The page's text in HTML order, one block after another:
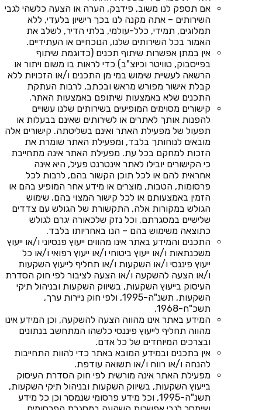
אם תספק לנו משוב, פידבק, הערה או הצעה כלשהי לגבי
השירותים – אתה מקנה לנו בכך רישיון בלעדי, ללא
תמלוגים, תמידי, כלל-עולמי, בלתי הדיר, לשלב את
האמור בכל השירותים שלנו, הנוכחיים או העתידיים.
אין במתן אפשרות שיתוף תכנים (כדוגמת שיתוף
בפייסבוק, טוויטר וכיוצ"ב) כדי לראות בו משום ויתור או
הרשאה לעשיית שימוש במי מן התכנים ו/או הזכויות ללא
קבלת אישור מפורש מראש ובכתב, לרבות העתקת
התכנים שלא באמצעות שיתופם באמצעות האתר.
קישורים מסוימים המופיעים בשירותים שלנו עשויים
להפנות אותך לאתרים או לשירותים שאינם בבעלות או
תפעול של מפעילת האתר ואינם בשליטתה. קישורים אלה
מובאים לנוחותך בלבד, ומפעילת האתר שומרת את
הזכות למחקם בכל עת. מפעילת האתר אינה מתחייבת
כי הקישורים יובילו לאתר אינטרנט פעיל, היא אינה
אחראית להם או לכל תוכן הקשור בהם, לרבות לכל
פרסומות, הטבות, מוצרים או מידע אחר המופיע בהם או
הזמין באמצעותם או לכל קישור המצוי בהם. שימוש
הגולש במקורות אלה, התקשורת של הגולש עם צדדים
שלישיים במסגרתם, וכל נזק שלכאורה יגרם לגולש
כתוצאה משימוש בהם – הנו באחריותו בלבד.
התכנים והמידע באתר אינו מהווים ייעוץ פנסיוני ו/או ייעוץ
משכנתאות ו/או ייעוץ ביטוחי ו/או ייעוץ רפואי ו/או כל
ייעוץ פיננסי ו/או השקעות ו/או תחליף לייעוץ השקעות
ו/או הצעה להשקעה ו/או הצעה לציבור לפי חוק הסדרת
העיסוק בייעוץ השקעות, בשיווק השקעות ובניהול תיקי
השקעות, תשנ"ה-1995, ולפי חוק ניירות ערך,
תשכ"ח-1968.
המידע באתר אינו מהווה הצעה להשקעה, וכן המידע אינו
מהווה תחליף לייעוץ פיננסי כלשהו המתחשב בנתונים
ובצרכים המיוחדים של כל אדם.
אין בתכנים ובמידע המובא באתר כדי להוות התחייבות
להנחה ו/או רווח ו/או תשואה עודפת.
מפעילת האתר אינה מורשית לפי חוק הסדרת העיסוק
בייעוץ השקעות, בשיווק השקעות ובניהול תיקי השקעות,
תשנ"ה-1995, וכל מידע פרסומי שנמסר וכן כל מידע